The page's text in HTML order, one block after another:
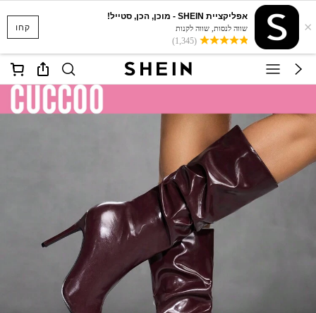
קחו ×
אפליקציית SHEIN - מוכן, הכן, סטייל!
שווה לנסות, שווה לקנות
(1,345)